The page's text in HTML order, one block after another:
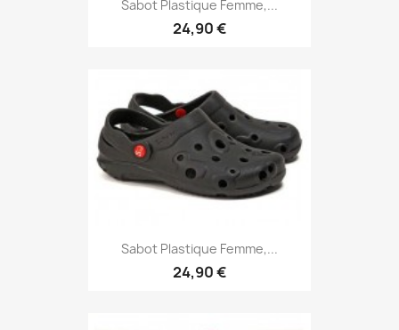
Sabot Plastique Femme,...
24,90 €
Sabot Plastique Femme,...
24,90 €